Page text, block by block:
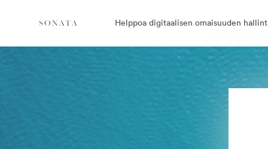
Helppoa digitaalisen omaisuuden